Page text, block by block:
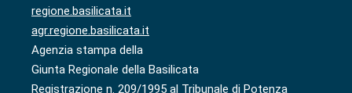
regione.basilicata.it
agr.regione.basilicata.it
Agenzia stampa della
Giunta Regionale della Basilicata
Registrazione n. 209/1995 al Tribunale di Potenza